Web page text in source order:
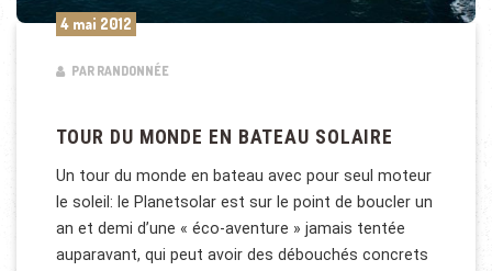
4 mai 2012
PAR RANDONNÉE
TOUR DU MONDE EN BATEAU SOLAIRE
Un tour du monde en bateau avec pour seul moteur
le soleil: le Planetsolar est sur le point de boucler un
an et demi d’une « éco-aventure » jamais tentée
auparavant, qui peut avoir des débouchés concrets